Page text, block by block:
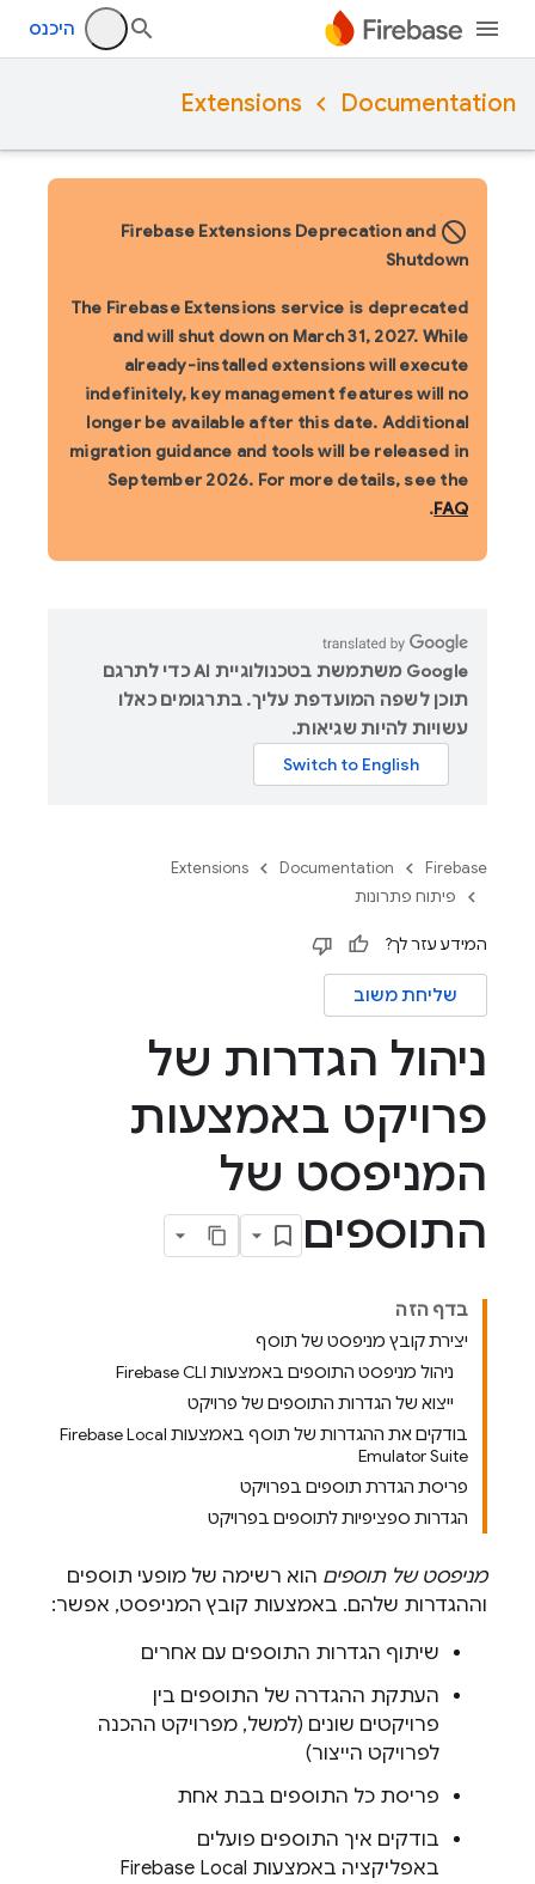
היכנס
Documentation
Extensions
block_flipped
Firebase Extensions Deprecation and
Shutdown
The Firebase Extensions service is deprecated
and will shut down on March 31, 2027. While
already-installed extensions will execute
indefinitely, key management features will no
longer be available after this date. Additional
migration guidance and tools will be released in
September 2026. For more details, see the
FAQ
.
‫Google משתמשת בטכנולוגיית AI כדי לתרגם
תוכן לשפה המועדפת עליך. בתרגומים כאלו
עשויות להיות שגיאות.
Firebase
Documentation
Extensions
פיתוח פתרונות
המידע עזר לך?
שליחת משוב
ניהול הגדרות של
פרויקט באמצעות
המניפסט של
התוספים
בדף הזה
יצירת קובץ מניפסט של תוסף
ניהול מניפסט התוספים באמצעות Firebase CLI
ייצוא של הגדרות התוספים של פרויקט
בודקים את ההגדרות של תוסף באמצעות Firebase Local
Emulator Suite
פריסת הגדרת תוספים בפרויקט
הגדרות ספציפיות לתוספים בפרויקט
מניפסט של תוספים הוא רשימה של מופעי תוספים
וההגדרות שלהם. באמצעות קובץ המניפסט, אפשר:
שיתוף הגדרות התוספים עם אחרים
העתקת ההגדרה של התוספים בין
פרויקטים שונים (למשל, מפרויקט ההכנה
לפרויקט הייצור)
פריסת כל התוספים בבת אחת
בודקים איך התוספים פועלים
באפליקציה באמצעות Firebase Local